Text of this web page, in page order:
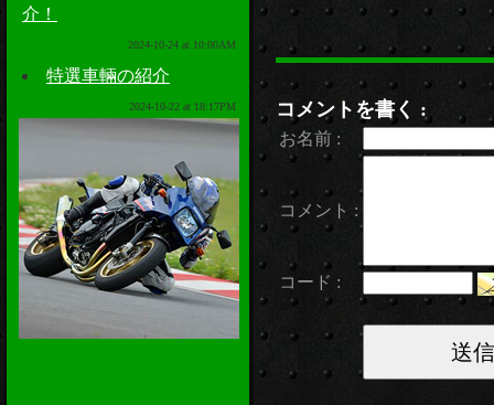
介！
2024-10-24 at 10:00AM
特選車輛の紹介
2024-10-22 at 18:17PM コメントを書く :
お名前 :
コメント :
コード :